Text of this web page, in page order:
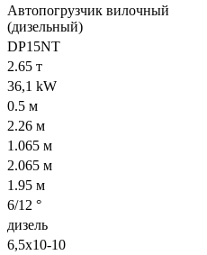
Автопогрузчик вилочный
(дизельный)
DP15NT
2.65 т
36,1 kW
0.5 м
2.26 м
1.065 м
2.065 м
1.95 м
6/12 °
дизель
6,5х10-10